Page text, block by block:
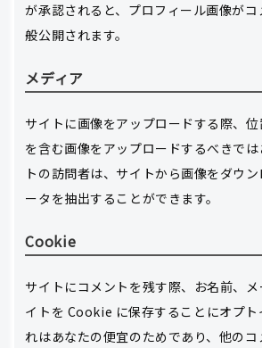
が承認されると、プロフィール画像が
般公開されます。
メディア
サイトに画像をアップロードする際、位
を含む画像をアップロードするべきで
トの訪問者は、サイトから画像をダウ
ータを抽出することができます。
Cookie
サイトにコメントを残す際、お名前、
イトを Cookie に保存することにオプト
れはあなたの便宜のためであり、他の